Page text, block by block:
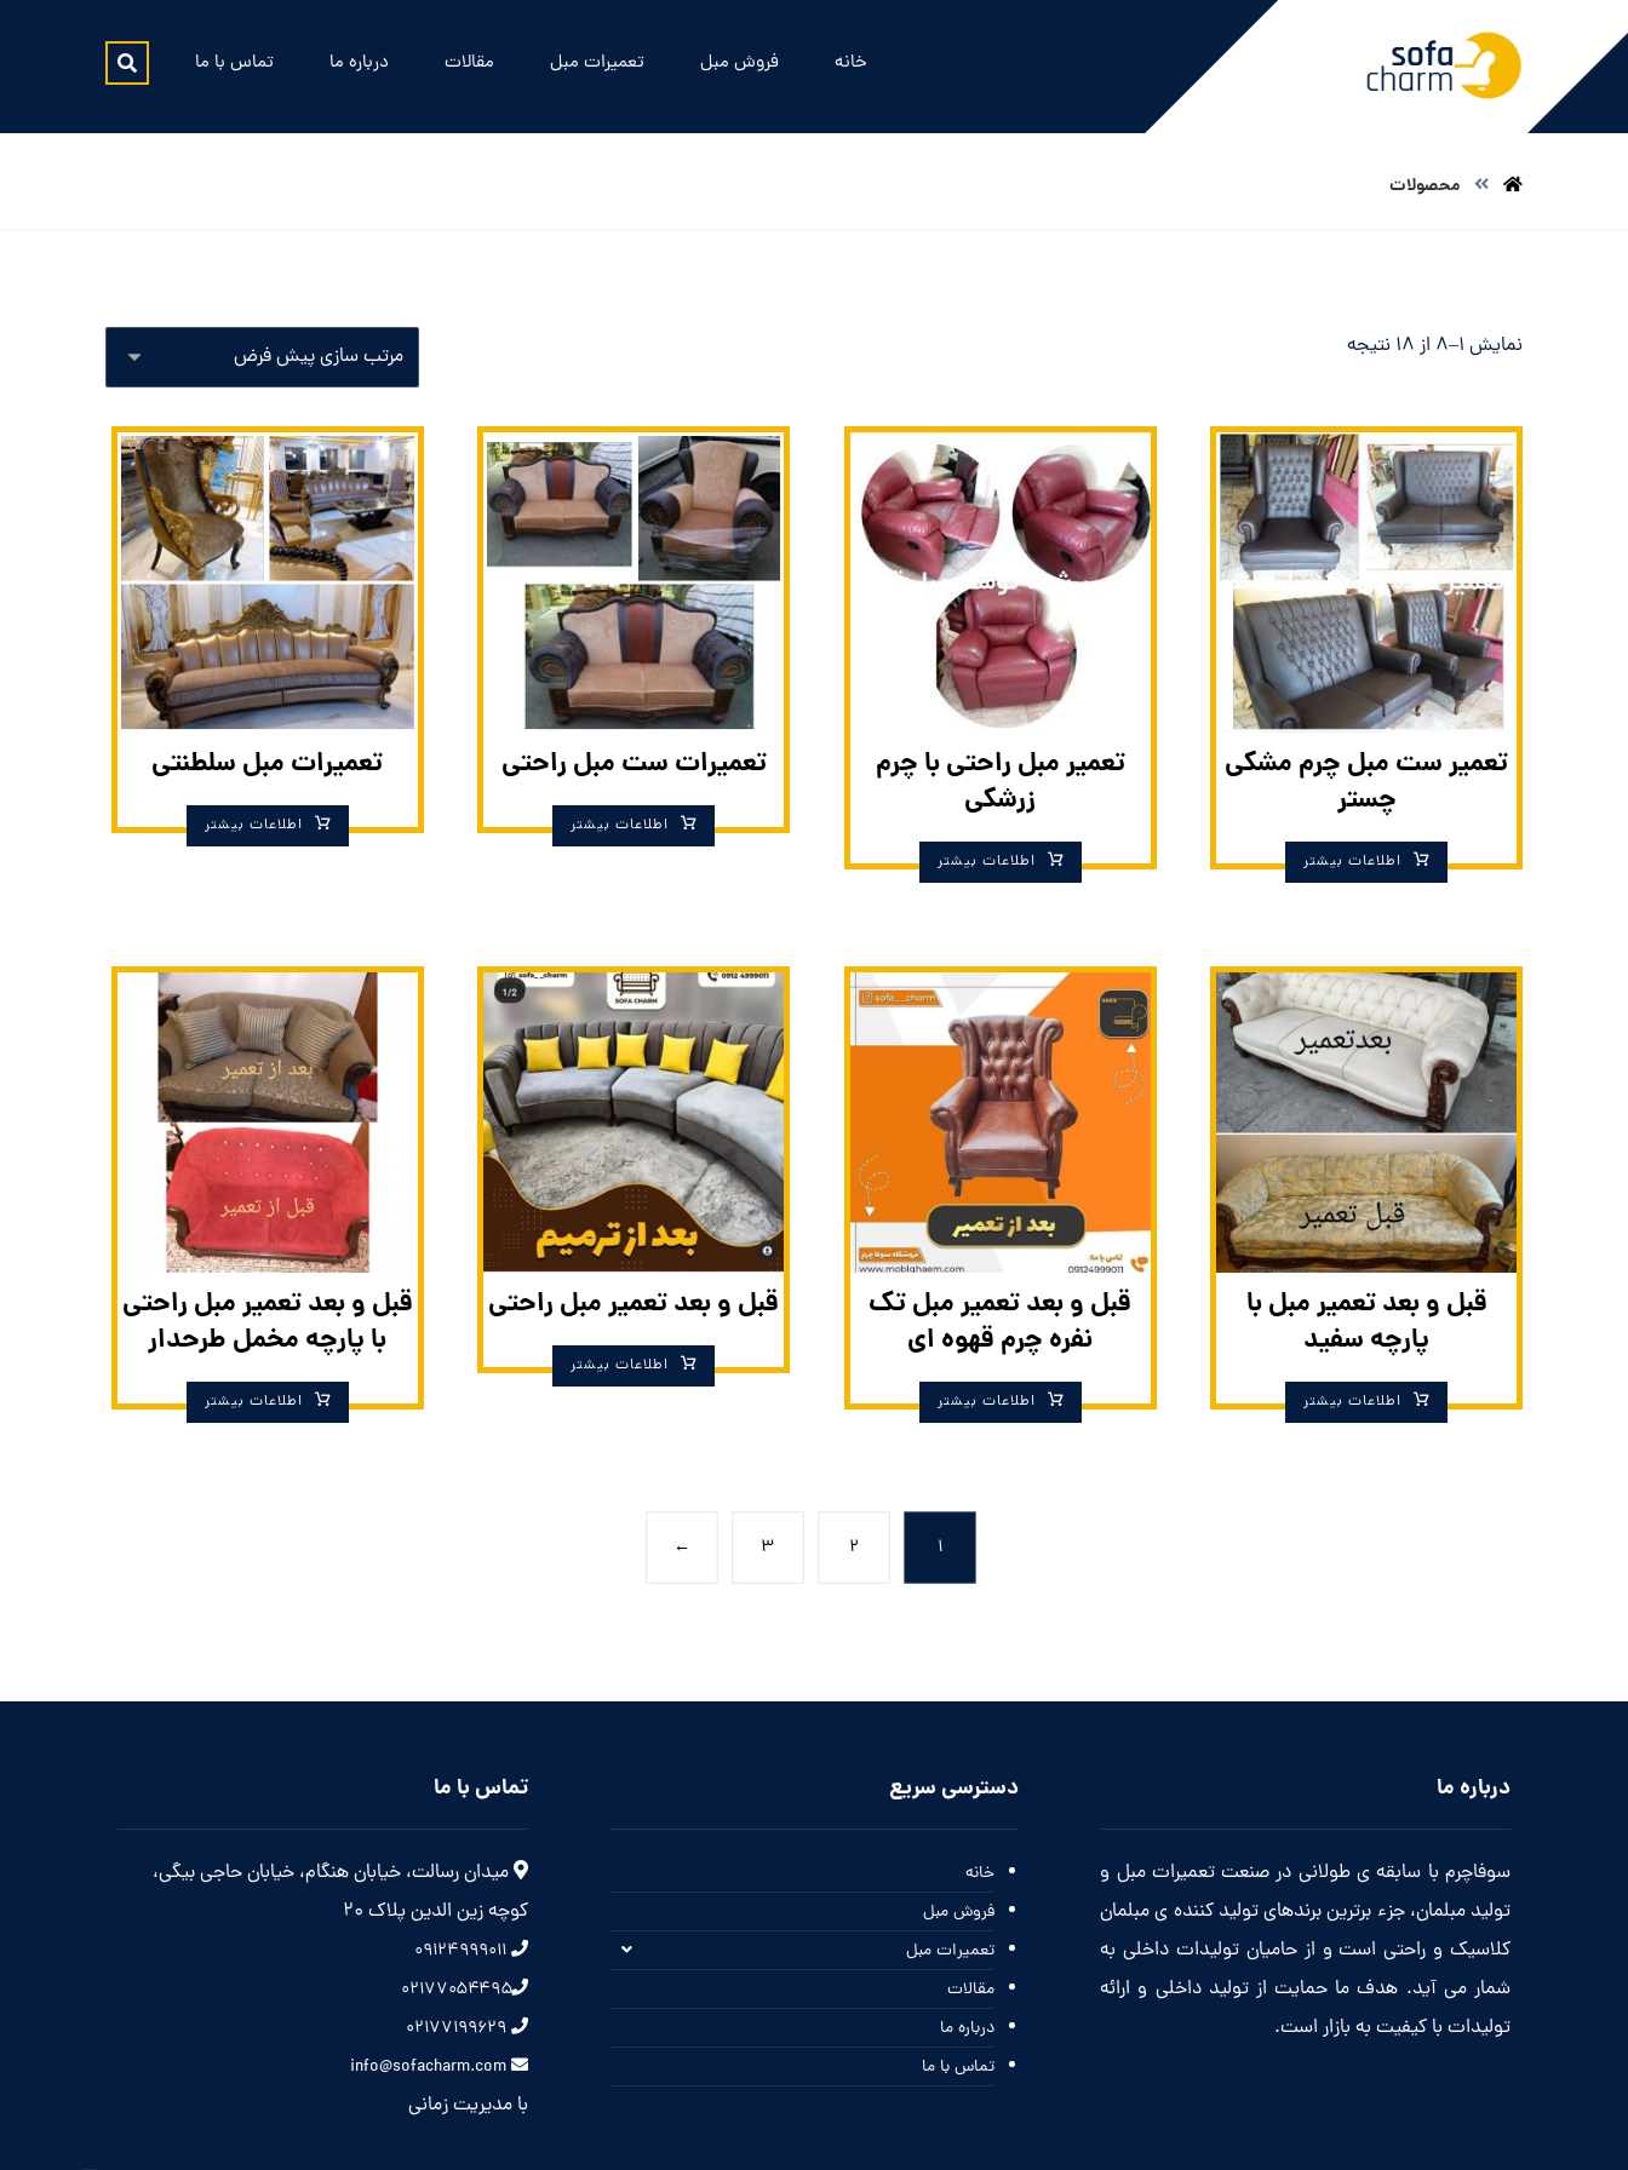
خانه فروش مبل تعمیرات مبل مقالات درباره ما تماس با ما
محصولات
نمایش 1–8 از 18 نتیجه
تعمیر ست مبل چرم مشکی
چستر
اطلاعات بیشتر
تعمیر مبل راحتی با چرم
زرشکی
اطلاعات بیشتر
تعمیرات ست مبل راحتی
اطلاعات بیشتر
تعمیرات مبل سلطنتی
اطلاعات بیشتر
قبل و بعد تعمیر مبل با
پارچه سفید
اطلاعات بیشتر
قبل و بعد تعمیر مبل تک
نفره چرم قهوه ای
اطلاعات بیشتر
قبل و بعد تعمیر مبل راحتی
اطلاعات بیشتر
قبل و بعد تعمیر مبل راحتی
با پارچه مخمل طرحدار
اطلاعات بیشتر
۱ ۲ ۳ ←
درباره ما
سوفاچرم با سابقه ی طولانی در صنعت تعمیرات مبل و
تولید مبلمان، جزء برترین برندهای تولید کننده ی مبلمان
کلاسیک و راحتی است و از حامیان تولیدات داخلی به
شمار می آید. هدف ما حمایت از تولید داخلی و ارائه
تولیدات با کیفیت به بازار است.
دسترسی سریع
خانه
فروش مبل
تعمیرات مبل
مقالات
درباره ما
تماس با ما
تماس با ما
میدان رسالت، خیابان هنگام، خیابان حاجی بیگی،
کوچه زین الدین پلاک 20
۰۹۱۲۴۹۹۹۰۱۱
۰۲۱۷۷۰۵۴۴۹۵
۰۲۱۷۷۱۹۹۶۲۹
info@sofacharm.com
با مدیریت زمانی